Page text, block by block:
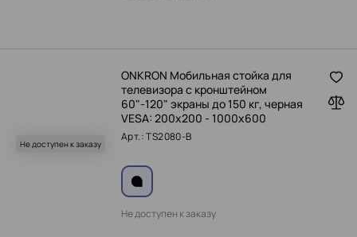
Не доступен к заказу
ONKRON Мобильная стойка для
телевизора с кронштейном
60"-120" экраны до 150 кг, черная
VESA: 200x200 - 1000x600
Арт.: TS2080-B
Не доступен к заказу